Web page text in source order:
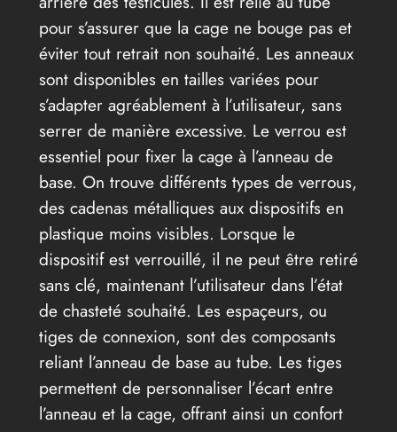
pour s’assurer que la cage ne bouge pas et
éviter tout retrait non souhaité. Les anneaux
sont disponibles en tailles variées pour
s’adapter agréablement à l’utilisateur, sans
serrer de manière excessive. Le verrou est
essentiel pour fixer la cage à l’anneau de
base. On trouve différents types de verrous,
des cadenas métalliques aux dispositifs en
plastique moins visibles. Lorsque le
dispositif est verrouillé, il ne peut être retiré
sans clé, maintenant l’utilisateur dans l’état
de chasteté souhaité. Les espaçeurs, ou
tiges de connexion, sont des composants
reliant l’anneau de base au tube. Les tiges
permettent de personnaliser l’écart entre
l’anneau et la cage, offrant ainsi un confort